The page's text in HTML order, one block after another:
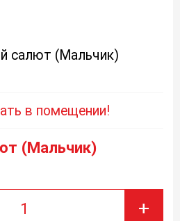
в помещении!
(Мальчик)
+